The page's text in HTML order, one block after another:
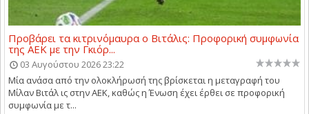
Προβάρει τα κιτρινόμαυρα ο Βιτάλις: Προφορική συμφωνία
της ΑΕΚ με την Γκιόρ...
03 Αυγούστου 2026 23:22
Μία ανάσα από την ολοκλήρωσή της βρίσκεται η μεταγραφή του
Μίλαν Βιτάλ ις στην ΑΕΚ, καθώς η Ένωση έχει έρθει σε προφορική
συμφωνία με τ...